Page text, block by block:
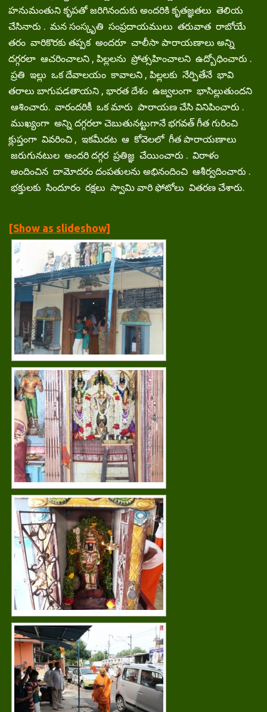
హనుమంతుని కృపతో జరిగినందుకు అందరికి కృతజ్ఞతలు తెలియ
చేసినారు . మన సంస్కృతి సంప్రదాయములు తరువాత రాబోయే
తరం వారికొరకు తప్పక అందరూ చాలీసా పారాయణాలు అన్ని
దగ్గరలా ఆచరించాలని , పిల్లలను ప్రోత్సహించాలని ఉద్బోధించారు .
ప్రతి ఇల్లు ఒక దేవాలయం కావాలని , పిల్లలకు నేర్పితేనే భావి
తరాలు బాగుపడతాయని , భారత దేశం ఉజ్వలంగా భాసిల్లుతుందని
ఆశించారు. వారందరికీ ఒక మారు పారాయణ చేసి వినిపించారు .
ముఖ్యంగా అన్ని దగ్గరలా చెబుతునట్టుగానే భగవత్ గీత గురించి
క్లుప్తంగా వివరించి , ఇకమీదట ఆ కోవెలలో గీత పారాయణాలు
జరుగునటుల అందరి దగ్గర ప్రతిజ్ఞ చేయించారు . విరాళం
అందించిన దామోదరం దంపతులను అభినందించి ఆశీర్వదించారు .
భక్తులకు సిందూరం రక్షలు స్వామి వారి ఫోటోలు వితరణ చేశారు.
[Show as slideshow]